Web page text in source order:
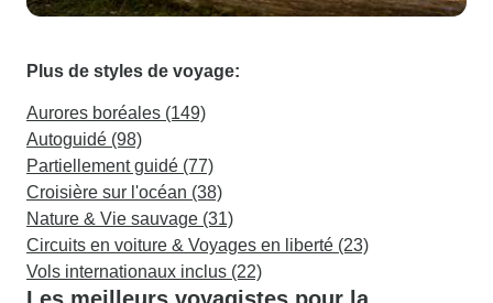
Plus de styles de voyage:
Aurores boréales (149)
Autoguidé (98)
Partiellement guidé (77)
Croisière sur l'océan (38)
Nature & Vie sauvage (31)
Circuits en voiture & Voyages en liberté (23)
Vols internationaux inclus (22)